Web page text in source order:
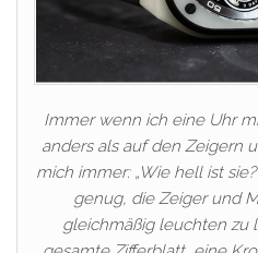
Immer wenn ich eine Uhr
anders als auf den Zeigern
mich immer: „Wie hell ist
genug, die Zeiger und
gleichmäßig leuchten zu